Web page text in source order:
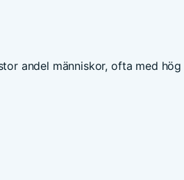
andel människor, ofta med